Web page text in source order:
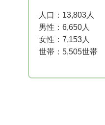
人口： 13,803人
男性： 6,650人
女性： 7,153人
世帯： 5,505世帯